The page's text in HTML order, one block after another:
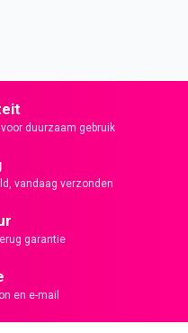
duurzaam gebruik
vandaag verzonden
garantie
en e-mail